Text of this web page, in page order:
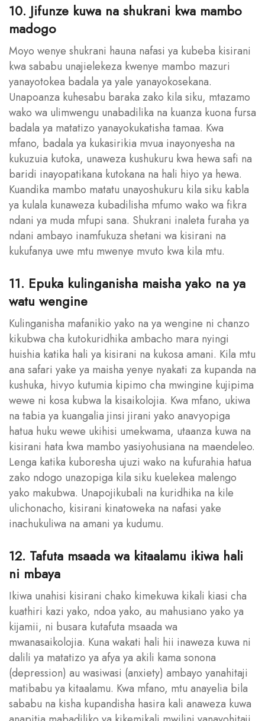
10. Jifunze kuwa na shukrani kwa mambo
madogo
Moyo wenye shukrani hauna nafasi ya kubeba kisirani
kwa sababu unajielekeza kwenye mambo mazuri
yanayotokea badala ya yale yanayokosekana.
Unapoanza kuhesabu baraka zako kila siku, mtazamo
wako wa ulimwengu unabadilika na kuanza kuona fursa
badala ya matatizo yanayokukatisha tamaa. Kwa
mfano, badala ya kukasirikia mvua inayonyesha na
kukuzuia kutoka, unaweza kushukuru kwa hewa safi na
baridi inayopatikana kutokana na hali hiyo ya hewa.
Kuandika mambo matatu unayoshukuru kila siku kabla
ya kulala kunaweza kubadilisha mfumo wako wa fikra
ndani ya muda mfupi sana. Shukrani inaleta furaha ya
ndani ambayo inamfukuza shetani wa kisirani na
kukufanya uwe mtu mwenye mvuto kwa kila mtu.
11. Epuka kulinganisha maisha yako na ya
watu wengine
Kulinganisha mafanikio yako na ya wengine ni chanzo
kikubwa cha kutokuridhika ambacho mara nyingi
huishia katika hali ya kisirani na kukosa amani. Kila mtu
ana safari yake ya maisha yenye nyakati za kupanda na
kushuka, hivyo kutumia kipimo cha mwingine kujipima
wewe ni kosa kubwa la kisaikolojia. Kwa mfano, ukiwa
na tabia ya kuangalia jinsi jirani yako anavyopiga
hatua huku wewe ukihisi umekwama, utaanza kuwa na
kisirani hata kwa mambo yasiyohusiana na maendeleo.
Lenga katika kuboresha ujuzi wako na kufurahia hatua
zako ndogo unazopiga kila siku kuelekea malengo
yako makubwa. Unapojikubali na kuridhika na kile
ulichonacho, kisirani kinatoweka na nafasi yake
inachukuliwa na amani ya kudumu.
12. Tafuta msaada wa kitaalamu ikiwa hali
ni mbaya
Ikiwa unahisi kisirani chako kimekuwa kikali kiasi cha
kuathiri kazi yako, ndoa yako, au mahusiano yako ya
kijamii, ni busara kutafuta msaada wa
mwanasaikolojia. Kuna wakati hali hii inaweza kuwa ni
dalili ya matatizo ya afya ya akili kama sonona
(depression) au wasiwasi (anxiety) ambayo yanahitaji
matibabu ya kitaalamu. Kwa mfano, mtu anayelia bila
sababu na kisha kupandisha hasira kali anaweza kuwa